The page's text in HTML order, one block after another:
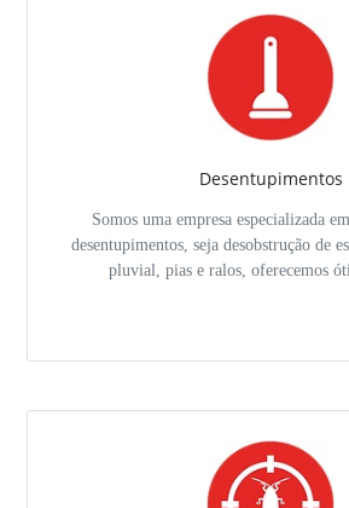
Desentupimentos
Somos uma empresa especializada
desentupimentos, seja desobstrução de
pluvial, pias e ralos, oferecemos